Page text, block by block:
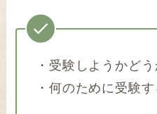
・受験しようかど
・何のために受験